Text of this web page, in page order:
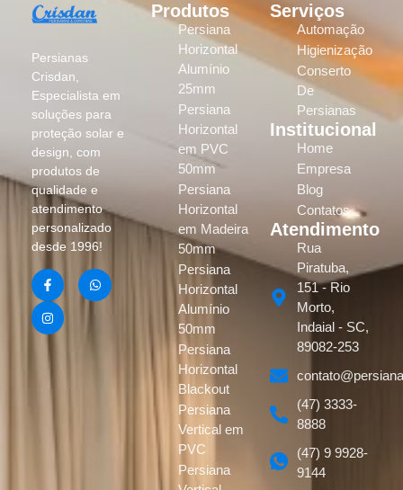
Persianas
Crisdan,
Especialista em
soluções para
proteção solar e
design, com
produtos de
qualidade e
atendimento
personalizado
desde 1996!
Produtos
Persiana
Horizontal
Alumínio
25mm
Persiana
Horizontal
em PVC
50mm
Persiana
Horizontal
em Madeira
50mm
Persiana
Horizontal
Alumínio
50mm
Persiana
Horizontal
Blackout
Persiana
Vertical em
PVC
Persiana
Serviços
Automação
Higienização
Conserto
De
Persianas
Institucional
Home
Empresa
Blog
Contatos
Atendimento
Rua
Piratuba,
151 - Rio
Morto,
Indaial - SC,
89082-253
(47) 3333-
8888
(47) 9 9928-
9144